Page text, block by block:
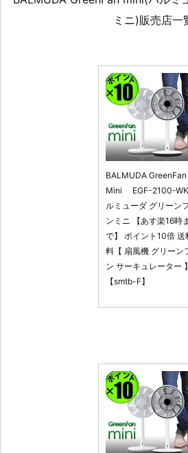
ミニ)販売店一
BALMUDA GreenFan
Mini EGF-2100-
ルミューダ グリーン
ンミニ 【あす楽16時ま
で】 ポイント10倍 送
料【 扇風機 グリーン
ン サーキュレーター 】
【smtb-F】